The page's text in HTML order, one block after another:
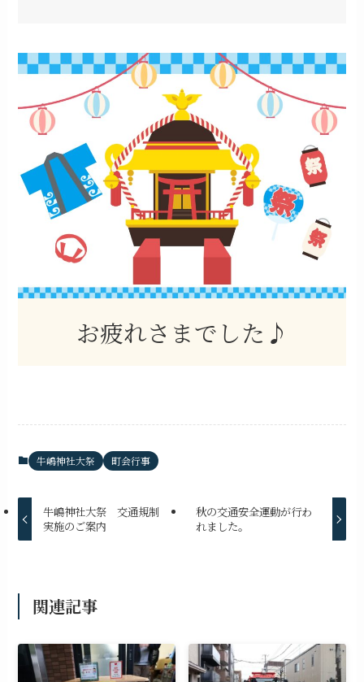
お疲れさまでした♪
牛嶋神社大祭 町会行事
牛嶋神社大祭 交通規制
実施のご案内
秋の交通安全運動が行わ
れました。
関連記事